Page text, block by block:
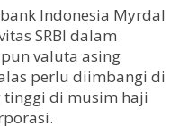
Indonesia Myrdal
SRBI dalam
valuta asing
perlu diimbangi di
tinggi di musim haji